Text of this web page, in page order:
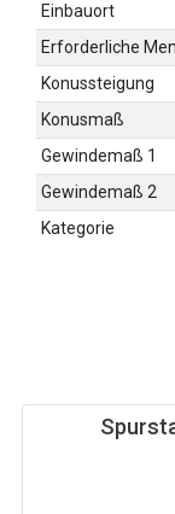
Einbauort
Erforderliche
Konussteigung
Konusmaß
Gewindemaß 1
Gewindemaß 2
Kategorie